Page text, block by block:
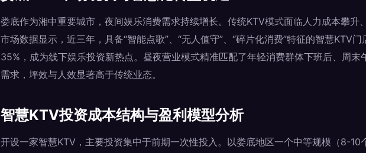
娄底作为湘中重要城市，夜间娱乐消费需求持续增长。传统KTV模式面临人力成本攀升
市场数据显示，近三年，具备“智能点歌”、“无人值守”、“碎片化消费”特征的智慧KTV
35%，成为线下娱乐投资新热点。昼夜营业模式精准匹配了年轻消费群体下班后、周末
需求，坪效与人效显著高于传统业态。
智慧KTV投资成本结构与盈利模型分析
开设一家智慧KTV，主要投资集中于前期一次性投入。以娄底地区一个中等规模（8-10